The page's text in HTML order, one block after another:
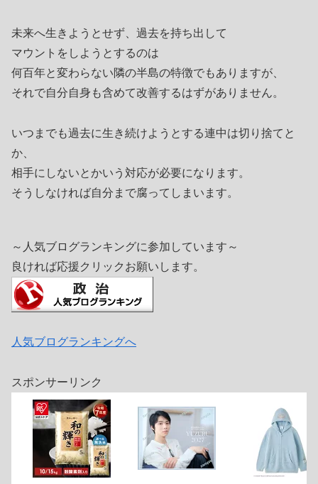
未来へ生きようとせず、過去を持ち出して
マウントをしようとするのは
何百年と変わらない隣の半島の特徴でもありますが、
それで自分自身も含めて改善するはずがありません。
いつまでも過去に生き続けようとする連中は切り捨てと
か、
相手にしないとかいう対応が必要になります。
そうしなければ自分まで腐ってしまいます。
～人気ブログランキングに参加しています～
良ければ応援クリックお願いします。
人気ブログランキングへ
スポンサーリンク